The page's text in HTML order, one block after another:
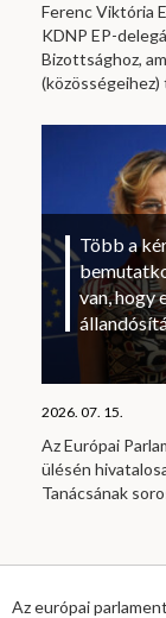
Ferenc Viktória
KDNP EP-
Bizottsághoz,
Több a
van, hogy
2026. 07. 15.
Az Európai
ülésén
Tanácsának
Az európai